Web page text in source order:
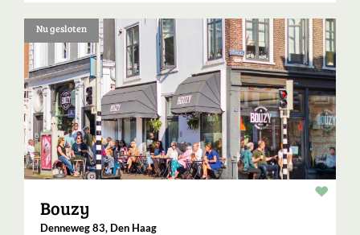
Nu gesloten
Bouzy
Denneweg 83, Den Haag